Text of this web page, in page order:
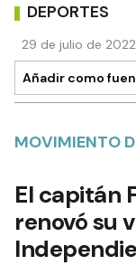
DEPORTES
29 de julio de
Añadir como
MOVIMIENTO
El capitán
renovó su